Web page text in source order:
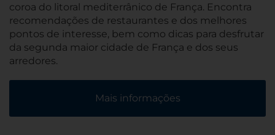
coroa do litoral mediterrânico de França. Encontra
recomendações de restaurantes e dos melhores
pontos de interesse, bem como dicas para desfrutar
da segunda maior cidade de França e dos seus
arredores.
Mais informações